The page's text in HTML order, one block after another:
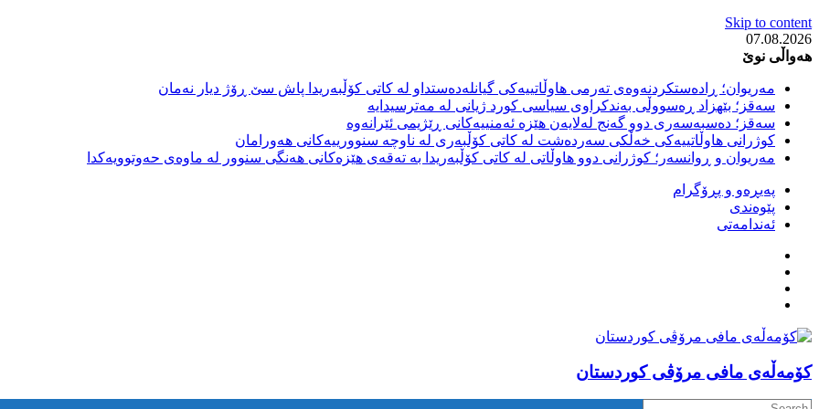
Skip to content
07.08.2026
هەواڵی نوێ
مەریوان؛ ڕادەستکردنەوەی تەرمی هاوڵاتییەکی گیانلەدەستداو لە کاتی کۆڵبەریدا پاش سێ ڕۆژ دیار نەمان
سەقز؛ بێهزاد ڕەسووڵی بەندکراوی سیاسی کورد ژیانی لە مەترسیدایە
سەقز؛ دەسبەسەری دوو گەنج لەلایەن هێزە ئەمنییەکانی ڕێژیمی ئێرانەوە
کوژرانی هاوڵاتییەکی خەڵکی سەردەشت لە کاتی کۆڵبەری لە ناوچە سنوورییەکانی هەورامان
مەریوان و ڕوانسەر؛ کوژرانی دوو هاوڵاتی لە کاتی کۆڵبەریدا بە تەقەی هێزەکانی هەنگی سنوور لە ماوەی حەوتوویەکدا
پەیڕەو و پڕۆگرام
پێوەندی
ئەندامەتی
كۆمه‌ڵه‌ی مافی مرۆڤی کوردستان